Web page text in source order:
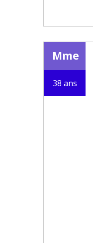
Mme
38 ans